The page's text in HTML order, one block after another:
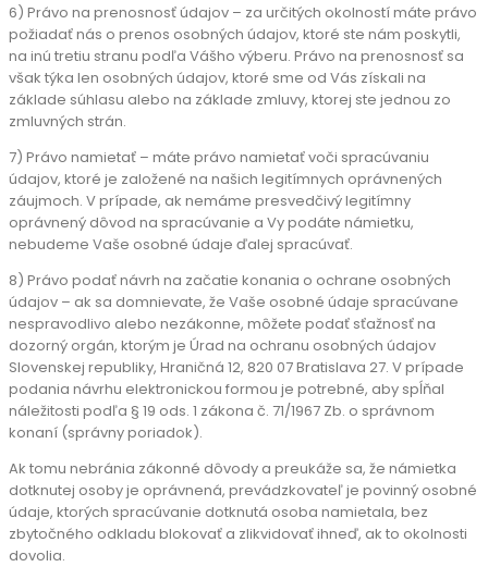
6) Právo na prenosnosť údajov – za určitých okolností máte právo
požiadať nás o prenos osobných údajov, ktoré ste nám poskytli,
na inú tretiu stranu podľa Vášho výberu. Právo na prenosnosť sa
však týka len osobných údajov, ktoré sme od Vás získali na
základe súhlasu alebo na základe zmluvy, ktorej ste jednou zo
zmluvných strán.
7) Právo namietať – máte právo namietať voči spracúvaniu
údajov, ktoré je založené na našich legitímnych oprávnených
záujmoch. V prípade, ak nemáme presvedčivý legitímny
oprávnený dôvod na spracúvanie a Vy podáte námietku,
nebudeme Vaše osobné údaje ďalej spracúvať.
8) Právo podať návrh na začatie konania o ochrane osobných
údajov – ak sa domnievate, že Vaše osobné údaje spracúvane
nespravodlivo alebo nezákonne, môžete podať sťažnosť na
dozorný orgán, ktorým je Úrad na ochranu osobných údajov
Slovenskej republiky, Hraničná 12, 820 07 Bratislava 27. V prípade
podania návrhu elektronickou formou je potrebné, aby spĺňal
náležitosti podľa § 19 ods. 1 zákona č. 71/1967 Zb. o správnom
konaní (správny poriadok).
Ak tomu nebránia zákonné dôvody a preukáže sa, že námietka
dotknutej osoby je oprávnená, prevádzkovateľ je povinný osobné
údaje, ktorých spracúvanie dotknutá osoba namietala, bez
zbytočného odkladu blokovať a zlikvidovať ihneď, ak to okolnosti
dovolia.